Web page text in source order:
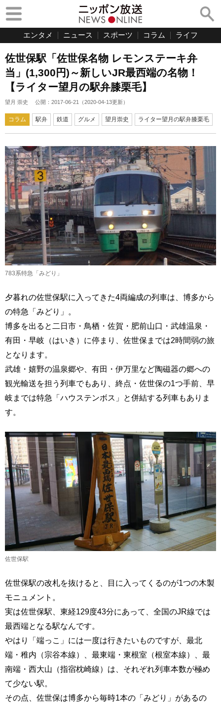
エンタメ ニュース スポーツ コラム ライフ
佐世保駅「佐世保名物 レモンステーキ弁
当」(1,300円)～新しいJR最西端の名物！
【ライター望月の駅弁膝栗毛】
望月 崇史 公開： 2017-06-21 （2020-04-13更新）
コラム 駅弁 鉄道 グルメ 望月崇史 ライター望月の駅弁膝栗毛
783系特急「みどり」
夕暮れの佐世保駅に入ってきた4両編成の列車は、博多から
の特急「みどり」。
博多を出ると二日市・鳥栖・佐賀・肥前山口・武雄温泉・
有田・早岐（はいき）に停まり、佐世保までは2時間弱の旅
となります。
武雄・嬉野の温泉郷や、有田・伊万里など陶磁器の郷への
観光輸送を担う列車でもあり、終点・佐世保の1つ手前、早
岐までは特急「ハウステンボス」と併結する列車もありま
す。
佐世保駅
佐世保駅の改札を抜けると、目に入ってくるのが1つの木製
モニュメント。
実は佐世保駅、東経129度43分にあって、全国のJR線では
最西端となる駅なんです。
やはり「端っこ」には一度は行きたいものですが、最北
端・稚内（宗谷本線）、最東端・東根室（根室本線）、最
南端・西大山（指宿枕崎線）は、それぞれ列車本数が極め
て少ない駅。
その点、佐世保は博多から毎時1本の「みどり」があるの